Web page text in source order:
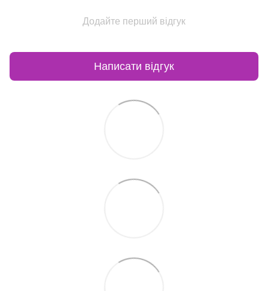
Додайте перший відгук
Написати відгук